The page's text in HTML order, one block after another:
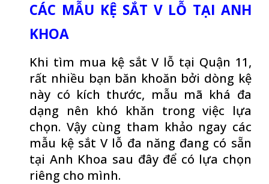
CÁC MẪU KỆ SẮT V LỖ TẠI ANH
KHOA
Khi tìm mua kệ sắt V lỗ tại Quận 11,
rất nhiều bạn băn khoăn bởi dòng kệ
này có kích thước, mẫu mã khá đa
dạng nên khó khăn trong việc lựa
chọn. Vậy cùng tham khảo ngay các
mẫu kệ sắt V lỗ đa năng đang có sẵn
tại Anh Khoa sau đây để có lựa chọn
riêng cho mình.